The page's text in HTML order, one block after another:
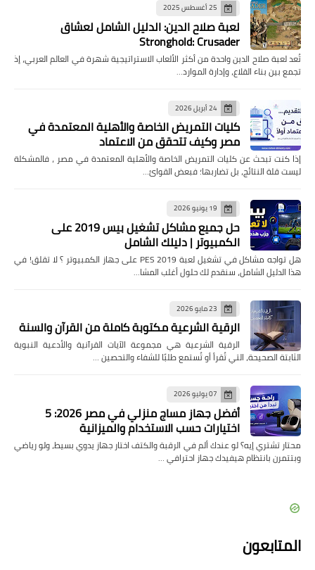
25 أغسطس 2025
لعبة صلاح الدين: الدليل الشامل لعشاق
Stronghold: Crusader
تُعد لعبة صلاح الدين واحدة من أكثر الألعاب الاستراتيجية شهرة في العالم العربي، إذ
تجمع بين بناء القلاع، وإدارة الموارد…
24 أبريل 2026
كليات التمريض الخاصة والأهلية المعتمدة في
مصر وكيف تتحقق من الاعتماد
إذا كنت تبحث عن كليات التمريض الخاصة والأهلية المعتمدة في مصر ، فالمشكلة
ليست قلة النتائج، بل تضاربها؛ فبعض القوائ…
19 يونيو 2026
حل جميع مشاكل تشغيل بيس 2019 على
الكمبيوتر | دليلك الشامل
هل تواجه مشاكل في تشغيل لعبة PES 2019 على جهاز الكمبيوتر ؟ لا تقلق! في
هذا الدليل الشامل، سنقدم لك حلول أغلب المشا…
23 مايو 2026
الرقية الشرعية مكتوبة كاملة من القرآن والسنة
الرقية الشرعية هي مجموعة الآيات القرآنية والأدعية النبوية
الثابتة الصحيحة، التي تُقرأ أو تُستمع طلبًا للشفاء والتحصين …
07 يوليو 2026
أفضل جهاز مساج منزلي في مصر 2026: 5
اختيارات حسب الاستخدام والميزانية
محتار تشتري إيه؟ لو عندك ألم في الرقبة والكتف اختار جهاز يدوي بسيط، ولو رياضي
وبتتمرن بانتظام هيفيدك جهاز احترافي …
المتابعون